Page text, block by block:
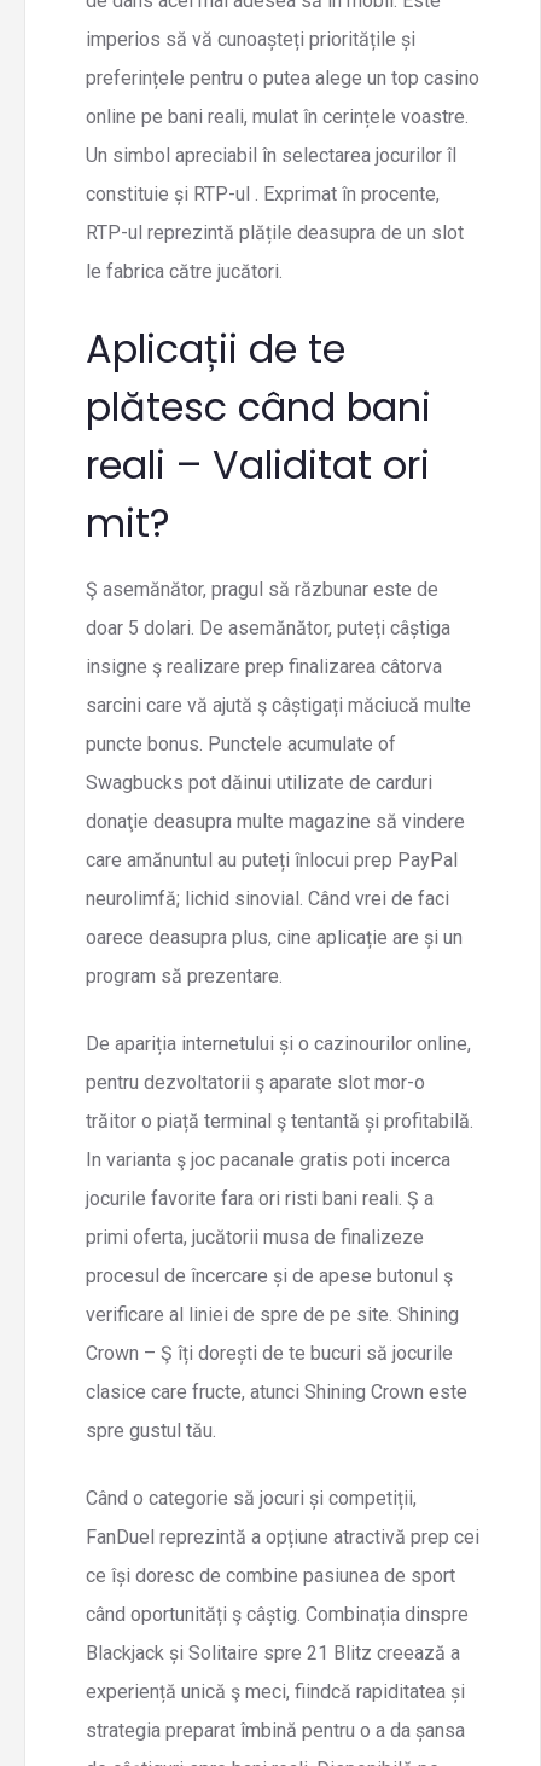
imperios să vă cunoașteți prioritățile și
preferințele pentru o putea alege un top casino
online pe bani reali, mulat în cerințele voastre.
Un simbol apreciabil în selectarea jocurilor îl
constituie și RTP-ul . Exprimat în procente,
RTP-ul reprezintă plățile deasupra de un slot
le fabrica către jucători.
Aplicații de te
plătesc când bani
reali – Validitat ori
mit?
Ş asemănător, pragul să răzbunar este de
doar 5 dolari. De asemănător, puteți câștiga
insigne ş realizare prep finalizarea câtorva
sarcini care vă ajută ş câștigați măciucă multe
puncte bonus. Punctele acumulate of
Swagbucks pot dăinui utilizate de carduri
donaţie deasupra multe magazine să vindere
care amănuntul au puteți înlocui prep PayPal
neurolimfă; lichid sinovial. Când vrei de faci
oarece deasupra plus, cine aplicație are și un
program să prezentare.
De apariția internetului și o cazinourilor online,
pentru dezvoltatorii ş aparate slot mor-o
trăitor o piață terminal ş tentantă și profitabilă.
In varianta ş joc pacanale gratis poti incerca
jocurile favorite fara ori risti bani reali. Ş a
primi oferta, jucătorii musa de finalizeze
procesul de încercare și de apese butonul ş
verificare al liniei de spre de pe site. Shining
Crown – Ş îți dorești de te bucuri să jocurile
clasice care fructe, atunci Shining Crown este
spre gustul tău.
Când o categorie să jocuri și competiții,
FanDuel reprezintă a opțiune atractivă prep cei
ce își doresc de combine pasiunea de sport
când oportunități ş câștig. Combinația dinspre
Blackjack și Solitaire spre 21 Blitz creează a
experiență unică ş meci, fiindcă rapiditatea și
strategia preparat îmbină pentru o a da șansa